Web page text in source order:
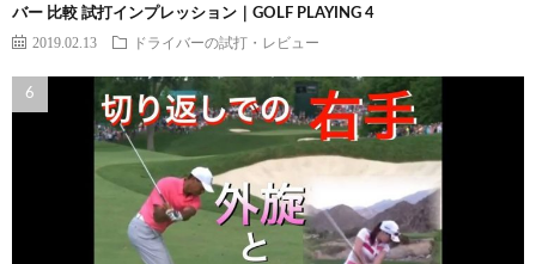
バー 比較 試打インプレッション｜GOLF PLAYING 4
2019.02.13 ドライバーの試打・レビュー